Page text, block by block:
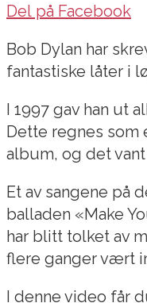
Del på Facebook
Bob Dylan har
fantastiske låter i
I 1997 gav han ut
Dette regnes som
album, og det
Et av sangene på
balladen «Make
har blitt tolket av
flere ganger vært
I denne video får